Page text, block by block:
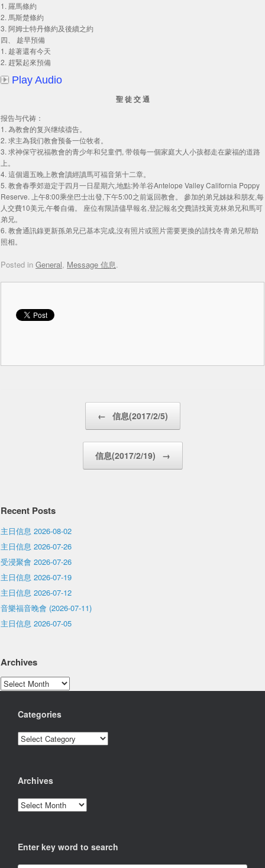
1. 羅馬條約
2. 馬斯楚條約
3. 阿姆士特丹條約及後續之約
四、 趁早預備
1. 趁著還有今天
2. 趕緊起來預備
Play Audio
聖 徒 交 通
报告与代祷：
1. 為教會的复兴继续禱告。
2. 求主為我们教會预备一位牧者。
3. 求神保守祝福教會的青少年和兒童們, 带领每一個家庭大人小孩都走在蒙福的道路
上。
4. 這個週五晚上教會讀經讀馬可福音第十二章。
5. 教會春季郊遊定于四月一日星期六,地點:羚羊谷Antelope Valley California Poppy
Reserve. 上午8:00乘坐巴士出發,下午5:00之前返回教會。 參加的弟兄姊妹和朋友,每
人交費10美元,午餐自備。 座位有限請儘早報名,登記報名交費請找黃克林弟兄和馬可
弟兄。
6. 教會通訊錄更新孫弟兄已基本完成,沒有照片或照片需要更換的請找冬青弟兄帮助
照相。
Posted in General, Message 信息.
← 信息(2017/2/5)
信息(2017/2/19) →
Recent Posts
主日信息 2026-08-02
主日信息 2026-07-26
受浸聚會 2026-07-26
主日信息 2026-07-19
主日信息 2026-07-12
音樂福音晚會 (2026-07-11)
主日信息 2026-07-05
Archives
Archives
Categories
Categories
Archives
Archives
Enter key word to search